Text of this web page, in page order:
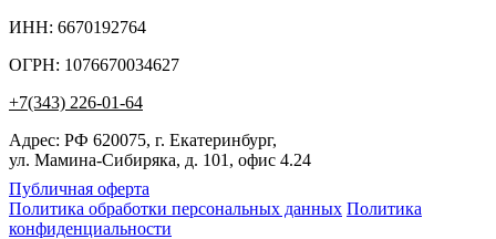
ИНН: 6670192764
ОГРН: 1076670034627
+7(343) 226-01-64
Адрес: РФ 620075, г. Екатеринбург,
ул. Мамина-Сибиряка, д. 101, офис 4.24
Публичная оферта
Политика обработки персональных данных Политика
конфиденциальности